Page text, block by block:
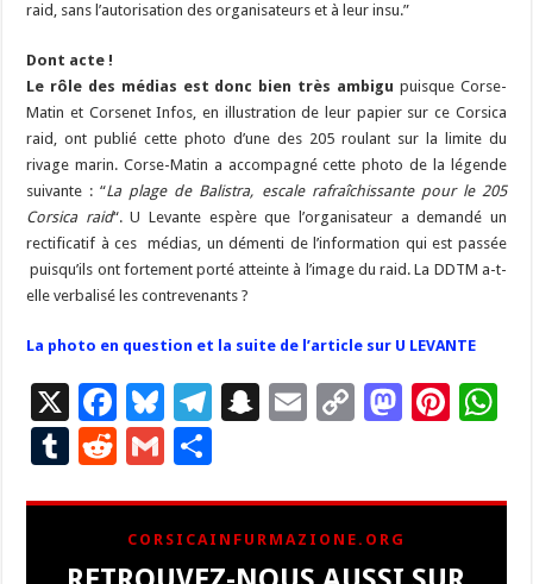
raid, sans l’autorisation des organisateurs et à leur insu.”
Dont acte !
Le rôle des médias est donc bien très ambigu puisque Corse-
Matin et Corsenet Infos, en illustration de leur papier sur ce Corsica
raid, ont publié cette photo d’une des 205 roulant sur la limite du
rivage marin. Corse-Matin a accompagné cette photo de la légende
suivante : “La plage de Balistra, escale rafraîchissante pour le 205
Corsica raid“. U Levante espère que l’organisateur a demandé un
rectificatif à ces médias, un démenti de l’information qui est passée
puisqu’ils ont fortement porté atteinte à l’image du raid. La DDTM a-t-
elle verbalisé les contrevenants ?
La photo en question et la suite de l’article sur U LEVANTE
X
F
ac
e
b
o
Bl
u
es
ky
T
gr
a
S
p
c
E
l
C
y
Li
M
d
Pi
es
T
bl
R
d
di
G
ai
l
ta
g
CORSICAINFURMAZIONE.ORG